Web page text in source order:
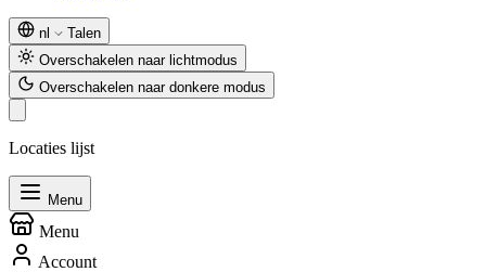
nl
Talen
Overschakelen naar lichtmodus
Overschakelen naar donkere modus
Locaties lijst
Menu
Menu
Account